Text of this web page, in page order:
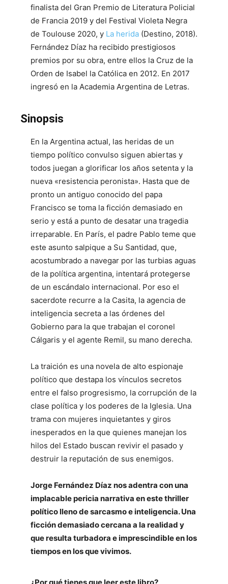
finalista del Gran Premio de Literatura Policial
de Francia 2019 y del Festival Violeta Negra
de Toulouse 2020, y La herida (Destino, 2018).
Fernández Díaz ha recibido prestigiosos
premios por su obra, entre ellos la Cruz de la
Orden de Isabel la Católica en 2012. En 2017
ingresó en la Academia Argentina de Letras.
Sinopsis
En la Argentina actual, las heridas de un
tiempo político convulso siguen abiertas y
todos juegan a glorificar los años setenta y la
nueva «resistencia peronista». Hasta que de
pronto un antiguo conocido del papa
Francisco se toma la ficción demasiado en
serio y está a punto de desatar una tragedia
irreparable. En París, el padre Pablo teme que
este asunto salpique a Su Santidad, que,
acostumbrado a navegar por las turbias aguas
de la política argentina, intentará protegerse
de un escándalo internacional. Por eso el
sacerdote recurre a la Casita, la agencia de
inteligencia secreta a las órdenes del
Gobierno para la que trabajan el coronel
Cálgaris y el agente Remil, su mano derecha.
La traición es una novela de alto espionaje
político que destapa los vínculos secretos
entre el falso progresismo, la corrupción de la
clase política y los poderes de la Iglesia. Una
trama con mujeres inquietantes y giros
inesperados en la que quienes manejan los
hilos del Estado buscan revivir el pasado y
destruir la reputación de sus enemigos.
Jorge Fernández Díaz nos adentra con una
implacable pericia narrativa en este thriller
político lleno de sarcasmo e inteligencia. Una
ficción demasiado cercana a la realidad y
que resulta turbadora e imprescindible en los
tiempos en los que vivimos.